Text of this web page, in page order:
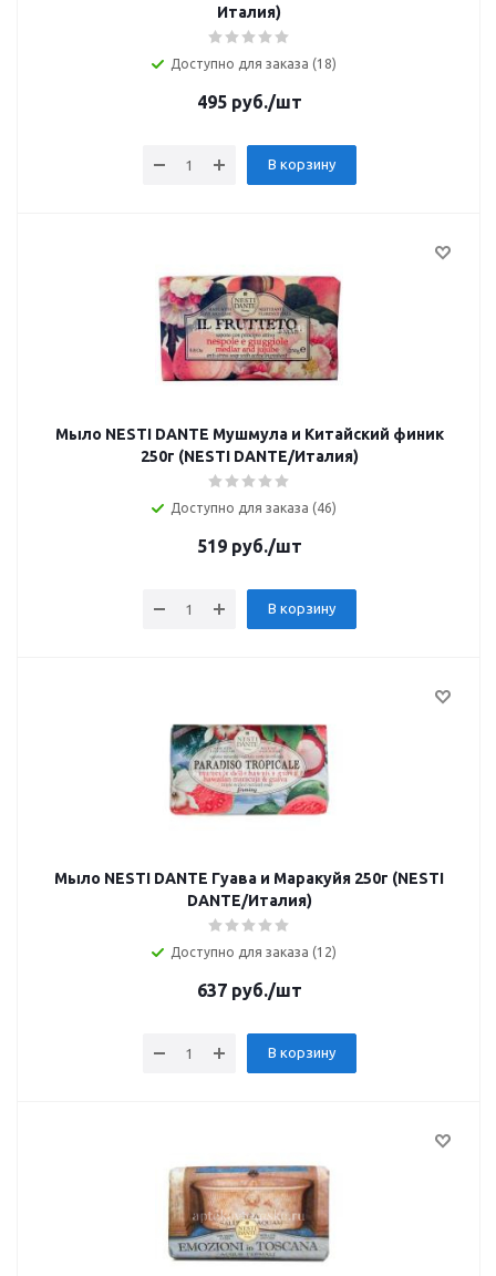
Италия)
Доступно для заказа (18)
495руб./шт
В корзину
Мыло NESTI DANTE Мушмула и Китайский финик
250г (NESTI DANTE/Италия)
Доступно для заказа (46)
519руб./шт
В корзину
Мыло NESTI DANTE Гуава и Маракуйя 250г (NESTI
DANTE/Италия)
Доступно для заказа (12)
637руб./шт
В корзину